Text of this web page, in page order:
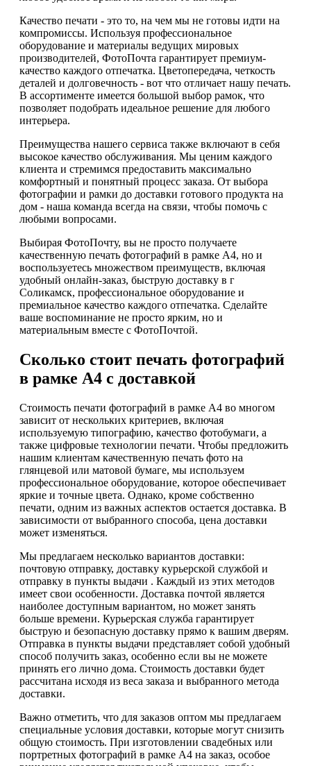
Качество печати - это то, на чем мы не готовы идти на
компромиссы. Используя профессиональное
оборудование и материалы ведущих мировых
производителей, ФотоПочта гарантирует премиум-
качество каждого отпечатка. Цветопередача, четкость
деталей и долговечность - вот что отличает нашу печать.
В ассортименте имеется большой выбор рамок, что
позволяет подобрать идеальное решение для любого
интерьера.
Преимущества нашего сервиса также включают в себя
высокое качество обслуживания. Мы ценим каждого
клиента и стремимся предоставить максимально
комфортный и понятный процесс заказа. От выбора
фотографии и рамки до доставки готового продукта на
дом - наша команда всегда на связи, чтобы помочь с
любыми вопросами.
Выбирая ФотоПочту, вы не просто получаете
качественную печать фотографий в рамке А4, но и
воспользуетесь множеством преимуществ, включая
удобный онлайн-заказ, быструю доставку в г
Соликамск, профессиональное оборудование и
премиальное качество каждого отпечатка. Сделайте
ваше воспоминание не просто ярким, но и
материальным вместе с ФотоПочтой.
Сколько стоит печать фотографий
в рамке А4 с доставкой
Стоимость печати фотографий в рамке А4 во многом
зависит от нескольких критериев, включая
используемую типографию, качество фотобумаги, а
также цифровые технологии печати. Чтобы предложить
нашим клиентам качественную печать фото на
глянцевой или матовой бумаге, мы используем
профессиональное оборудование, которое обеспечивает
яркие и точные цвета. Однако, кроме собственно
печати, одним из важных аспектов остается доставка. В
зависимости от выбранного способа, цена доставки
может изменяться.
Мы предлагаем несколько вариантов доставки:
почтовую отправку, доставку курьерской службой и
отправку в пункты выдачи . Каждый из этих методов
имеет свои особенности. Доставка почтой является
наиболее доступным вариантом, но может занять
больше времени. Курьерская служба гарантирует
быструю и безопасную доставку прямо к вашим дверям.
Отправка в пункты выдачи представляет собой удобный
способ получить заказ, особенно если вы не можете
принять его лично дома. Стоимость доставки будет
рассчитана исходя из веса заказа и выбранного метода
доставки.
Важно отметить, что для заказов оптом мы предлагаем
специальные условия доставки, которые могут снизить
общую стоимость. При изготовлении свадебных или
портретных фотографий в рамке А4 на заказ, особое